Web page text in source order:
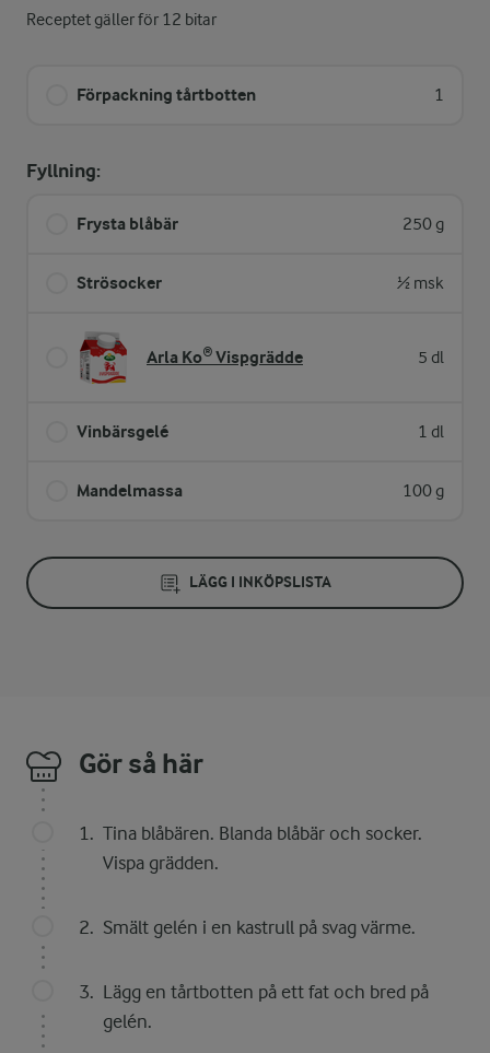
Receptet gäller för 12 bitar
Förpackning tårtbotten 1
Fyllning:
Frysta blåbär 250 g
Strösocker ½ msk
Arla Ko® Vispgrädde 5 dl
Vinbärsgelé 1 dl
Mandelmassa 100 g
LÄGG I INKÖPSLISTA
Gör så här
Tina blåbären. Blanda blåbär och socker.
Vispa grädden.
Smält gelén i en kastrull på svag värme.
Lägg en tårtbotten på ett fat och bred på
gelén.